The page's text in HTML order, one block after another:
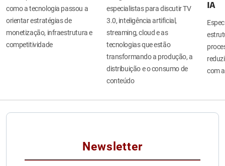
como a tecnologia passou a
orientar estratégias de
monetização, infraestrutura e
competitividade
especialistas para discutir TV
3.0, inteligência artificial,
streaming, cloud e as
tecnologias que estão
transformando a produção, a
distribuição e o consumo de
conteúdo
IA
com
Newsletter